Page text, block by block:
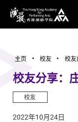
香港演艺学院
主页 校友 校友
校友分享：
校友
2022年10月24日